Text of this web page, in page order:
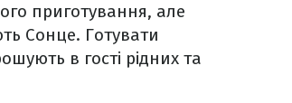
приготування, але
Сонце. Готувати
в гості рідних та